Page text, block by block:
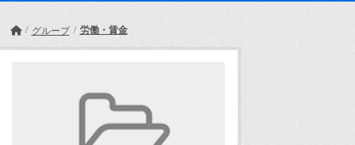
グループ 労働・賃金